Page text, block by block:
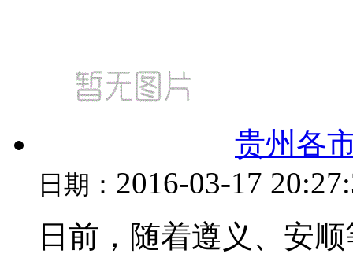
贵州各
日期： 2016-03-17
日前，随着遵义、安